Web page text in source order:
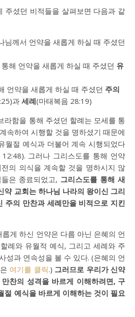
주셨던 비적들을 살펴보면 다음과 같
님께서 언약을 새롭게 하실 때 주셨던
해 언약을 새롭게 하실 때 주셨던 유
언약을 새롭게 하실 때 주셨던 주의
과 세례(마태복음 28:19)
라함을 통해 주셨던 할례는 모세를 통
속하여 시행할 것을 명하셨기 때문에
월절 예식과 더불어 계속 시행되었다
그러나 그리스도를 통해 언약
의 의식을 계속할 것을 명하시지 않
은 종료되었고, 그리스도를 통해 새
약 교회는 하나님 나라의 왕이신 그리
주의 만찬과 세례만을 비적으로 지킨
게 하신 언약은 다름 아닌 은혜의 언
례와 유월적 예식, 그리고 세례와 주
성과 연속성을 볼 수 있다. (은혜의 언
여기를 클릭.) 그러므로 우리가 신약
찬의 성격을 바르게 이해하려면, 구
절 예식을 바르게 이해하는 것이 필요